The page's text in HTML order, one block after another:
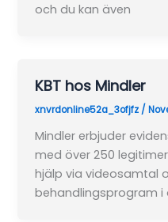
och du kan även
KBT hos Mindler
xnvrdonline52a_3ofjfz /
Mindler erbjuder
med över 250
hjälp via videosamtal
behandlingsprogram i